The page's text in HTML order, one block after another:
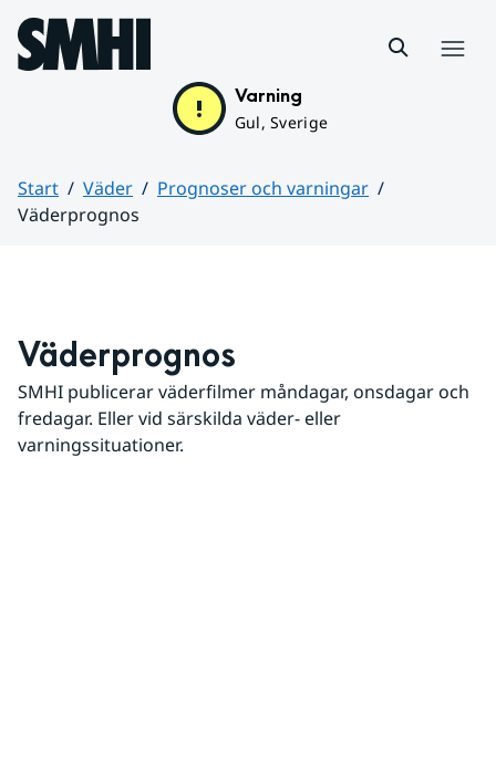
Hoppa till sidans innehåll
Varning
Gul, Sverige
Start Väder
Prognoser och varningar
Väderprognos
Väderprognos
SMHI publicerar väderfilmer måndagar, onsdagar och
fredagar. Eller vid särskilda väder- eller
varningssituationer.